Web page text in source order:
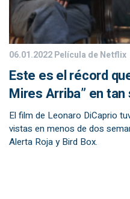
06.01.2022Película de Netflix
Este es el récord
Mires Arriba” en
El film de Leonaro DiCaprio
vistas en menos de dos
Alerta Roja y Bird Box.